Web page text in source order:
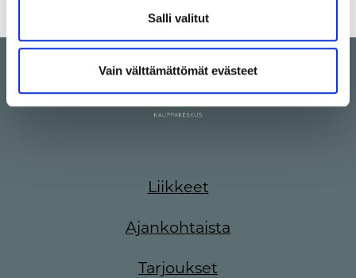
Salli valitut
Vain välttämättömät evästeet
Liikkeet
Ajankohtaista
Tarjoukset